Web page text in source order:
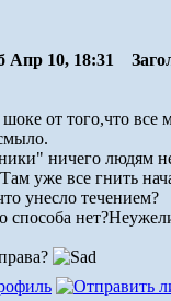
Апр 10, 18:31
от того,что все
ничего людям
уже все гнить
унесло течением?
способа